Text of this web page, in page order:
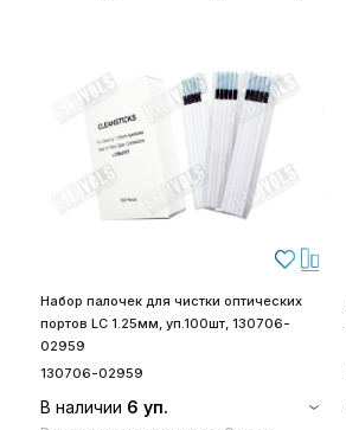
Набор палочек для чистки оптических
портов LC 1.25мм, уп.100шт, 130706-
02959
130706-02959
В наличии 6 уп.